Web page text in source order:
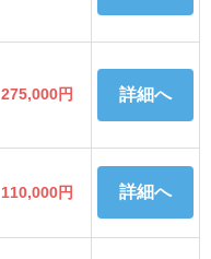
275,000円 詳細へ
110,000円 詳細へ